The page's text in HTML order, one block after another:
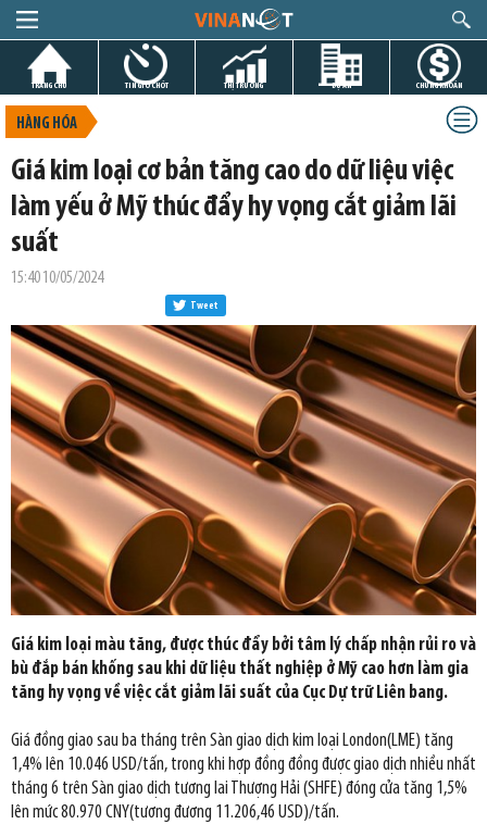
TRANG CHỦ TIN GIỜ CHÓT THỊ TRƯỜNG DỰ ÁN CHỨNG KHOÁN
HÀNG HÓA
Giá kim loại cơ bản tăng cao do dữ liệu việc
làm yếu ở Mỹ thúc đẩy hy vọng cắt giảm lãi
suất
15:40 10/05/2024
Tweet
Giá kim loại màu tăng, được thúc đẩy bởi tâm lý chấp nhận rủi ro và
bù đắp bán khống sau khi dữ liệu thất nghiệp ở Mỹ cao hơn làm gia
tăng hy vọng về việc cắt giảm lãi suất của Cục Dự trữ Liên bang.
Giá đồng giao sau ba tháng trên Sàn giao dịch kim loại London(LME) tăng
1,4% lên 10.046 USD/tấn, trong khi hợp đồng đồng được giao dịch nhiều nhất
tháng 6 trên Sàn giao dịch tương lai Thượng Hải (SHFE) đóng cửa tăng 1,5%
lên mức 80.970 CNY(tương đương 11.206,46 USD)/tấn.